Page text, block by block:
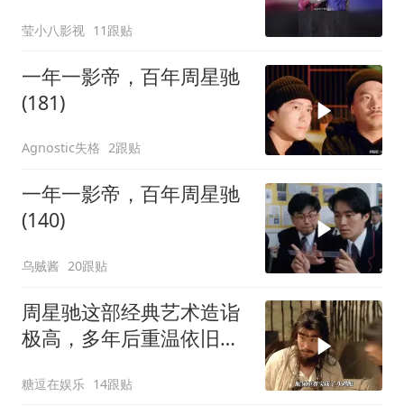
莹小八影视 11跟贴
一年一影帝，百年周星驰
(181)
Agnostic失格 2跟贴
一年一影帝，百年周星驰
(140)
乌贼酱 20跟贴
周星驰这部经典艺术造诣
极高，多年后重温依旧动
糖逗在娱乐 14跟贴